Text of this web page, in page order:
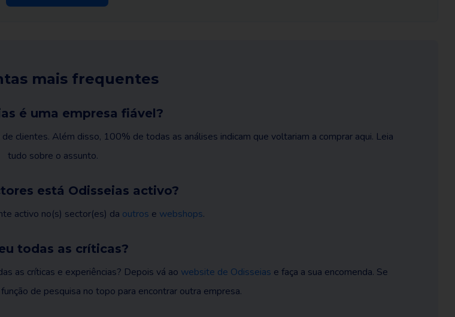
mais frequentes
é uma empresa fiável?
clientes. Além disso, 100% de todas as análises indicam que voltariam a comprar aqui. Leia
tudo sobre o assunto.
está Odisseias activo?
activo no(s) sector(es) da outros e webshops.
todas as críticas?
as críticas e experiências? Depois vá ao website de Odisseias e faça a sua encomenda. Se
de pesquisa no topo para encontrar outra empresa.